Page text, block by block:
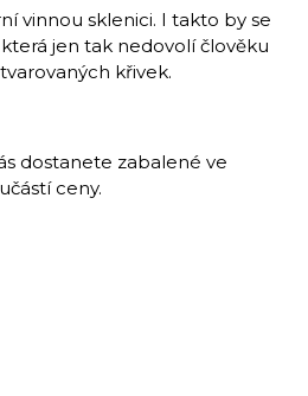
vinnou sklenici. I takto by se
jen tak nedovolí člověku
křivek.
dostanete zabalené ve
ceny.